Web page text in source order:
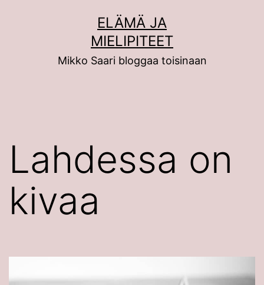
ELÄMÄ JA
MIELIPITEET
Mikko Saari bloggaa toisinaan
Lahdessa on
kivaa